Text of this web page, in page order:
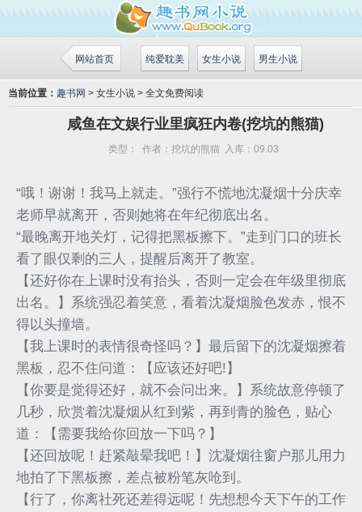
网站首页 男生小说
女生小说
纯爱耽美
当前位置： 趣书网 > 女生小说 > 全文免费阅读
咸鱼在文娱行业里疯狂内卷(挖坑的熊猫)
类型： 作者：挖坑的熊猫 入库：09.03
“哦！谢谢！我马上就走。”强行不慌地沈凝烟十分庆幸
老师早就离开，否则她将在年纪彻底出名。
“最晚离开地关灯，记得把黑板擦下。”走到门口的班长
看了眼仅剩的三人，提醒后离开了教室。
【还好你在上课时没有抬头，否则一定会在年级里彻底
出名。】系统强忍着笑意，看着沈凝烟脸色发赤，恨不
得以头撞墙。
【我上课时的表情很奇怪吗？】最后留下的沈凝烟擦着
黑板，忍不住问道：【应该还好吧!】
【你要是觉得还好，就不会问出来。】系统故意停顿了
几秒，欣赏着沈凝烟从红到紫，再到青的脸色，贴心
道：【需要我给你回放一下吗？】
【还回放呢！赶紧敲晕我吧！】沈凝烟往窗户那儿用力
地拍了下黑板擦，差点被粉笔灰呛到。
【行了，你离社死还差得远呢！先想想今天下午的工作